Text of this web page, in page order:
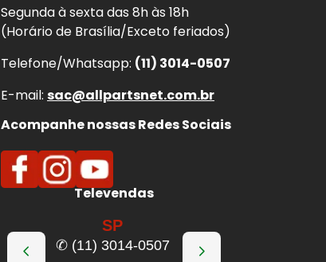
Segunda à sexta das 8h às 18h
(Horário de Brasília/Exceto feriados)
Telefone/Whatsapp: (11) 3014-0507
E-mail: sac@allpartsnet.com.br
Acompanhe nossas Redes Sociais
Televendas
SP
✆ (11) 3014-0507